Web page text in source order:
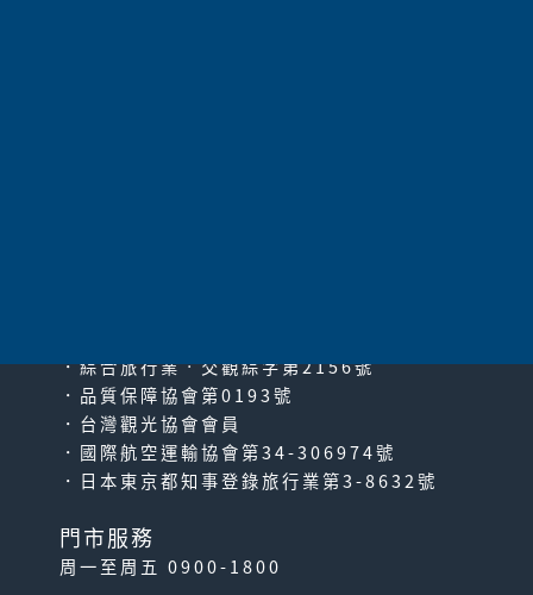
．綜合旅行業‧交觀綜字第2156號
．品質保障協會第0193號
．台灣觀光協會會員
．國際航空運輸協會第34-306974號
．日本東京都知事登錄旅行業第3-8632號
門市服務
周一至周五 0900-1800